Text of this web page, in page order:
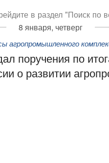
в раздел "Поиск по
8 января, четверг
агропромышленного
поручения по
о развитии